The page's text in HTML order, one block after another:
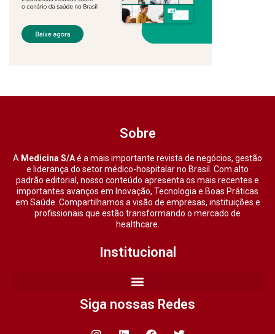
Sobre
A Medicina S/Aé a mais importante revista de negócios, gestão
e liderança do setor médico-hospitalar no Brasil. Com alto
padrão editorial, nosso conteúdo apresenta os mais recentes e
importantes avanços em Inovação, Tecnologia e Boas Práticas
em Saúde. Compartilhamos a visão de empresas, instituições e
profissionais que estão transformando o mercado de
healthcare.
Institucional
Siga nossas Redes